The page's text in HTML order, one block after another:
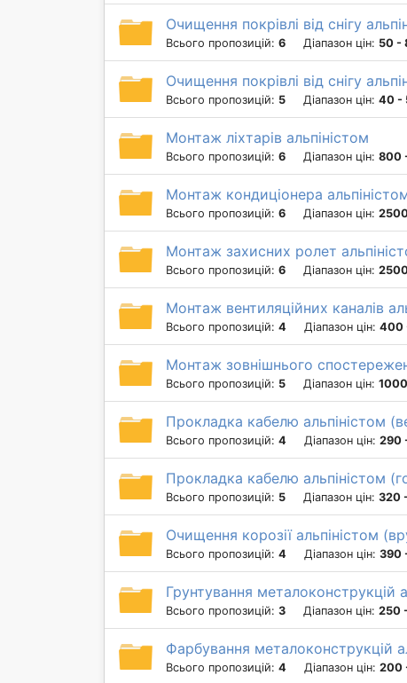
Очищення покрівлі від снігу
Всього пропозицій: 6 Діапазон цін: 50 -
Очищення покрівлі від снігу
Всього пропозицій: 5 Діапазон цін: 40 -
Монтаж ліхтарів альпіністом
Всього пропозицій: 6 Діапазон цін: 800
Монтаж кондиціонера
Всього пропозицій: 6 Діапазон цін:
Монтаж захисних ролет
Всього пропозицій: 6 Діапазон цін:
Монтаж вентиляційних каналів
Всього пропозицій: 4 Діапазон цін: 400
Монтаж зовнішнього
Всього пропозицій: 5 Діапазон цін:
Прокладка кабелю альпіністом
Всього пропозицій: 4 Діапазон цін: 290
Прокладка кабелю альпіністом
Всього пропозицій: 5 Діапазон цін: 320
Очищення корозії альпіністом
Всього пропозицій: 4 Діапазон цін: 390
Грунтування металоконструкцій
Всього пропозицій: 3 Діапазон цін: 250
Фарбування металоконструкцій
Всього пропозицій: 4 Діапазон цін: 200